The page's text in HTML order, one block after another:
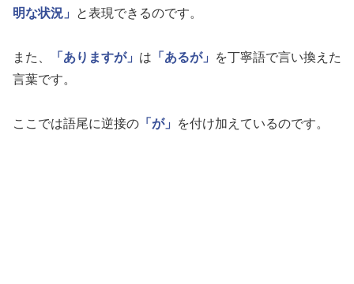
明な状況」
と表現できるのです。
また、 「ありますが」 は 「あるが」
を丁寧語で言い換えた
言葉です。
ここでは語尾に逆接の 「が」 を付け加えているのです。